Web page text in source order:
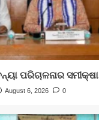
ପରିଚାଳନାର ସମୀକ୍ଷା
August 6, 2026 0